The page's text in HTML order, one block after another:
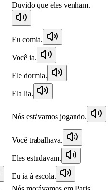
Duvido que eles venham.
Eu comia.
Você ia.
Ele dormia.
Ela lia.
Nós estávamos jogando.
Você trabalhava.
Eles estudavam.
Eu ia à escola.
Nós morávamos em Paris.